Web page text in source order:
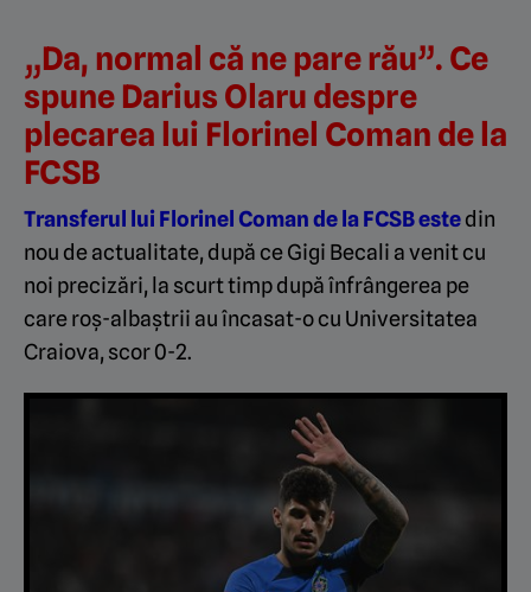
„Da, normal că ne pare rău”. Ce
spune Darius Olaru despre
plecarea lui Florinel Coman de la
FCSB
Transferul lui Florinel Coman de la FCSB estedin
nou de actualitate, după ce Gigi Becali a venit cu
noi precizări, la scurt timp după înfrângerea pe
care roș-albaștrii au încasat-o cu Universitatea
Craiova, scor 0-2.